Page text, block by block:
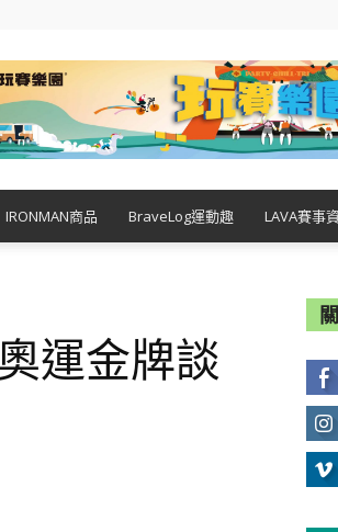
IRONMAN商品 BraveLog運動趣 LAVA賽事
運金牌談